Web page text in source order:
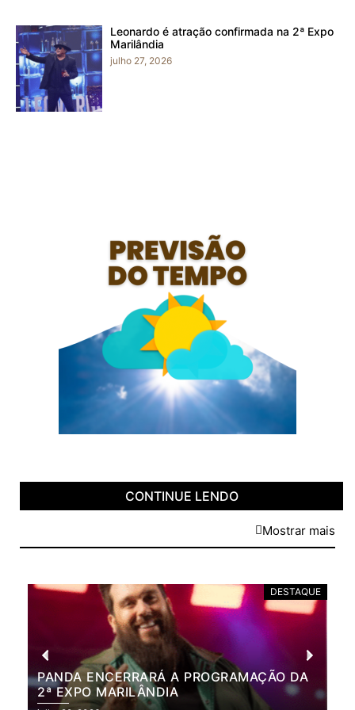
Leonardo é atração confirmada na 2ª Expo
Marilândia
julho 27, 2026
CONTINUE LENDO
Mostrar mais
DESTAQUE
PANDA ENCERRARÁ A PROGRAMAÇÃO DA
2ª EXPO MARILÂNDIA